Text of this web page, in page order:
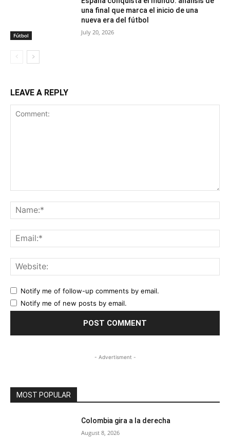
Fútbol
una final que marca el inicio de una
nueva era del fútbol
July 20, 2026
LEAVE A REPLY
Notify me of follow-up comments by email.
Notify me of new posts by email.
- Advertisment -
MOST POPULAR
Colombia gira a la derecha
August 8, 2026